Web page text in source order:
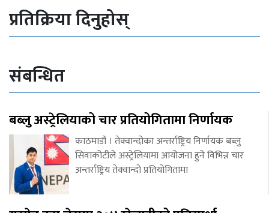
प्रतिक्रिया दिनुहोस्
संबन्धित
बब्लु अस्ट्रेलियाको चार प्रतियोगितामा निर्णायक
काठमाडौं । तेक्वान्दोका अन्तर्राष्ट्रिय निर्णायक बब्लु
सिवाकोटीले अस्ट्रेलियामा आयोजना हुने विभिन्न चार
अन्तर्राष्ट्रिय तेक्वान्दो प्रतियोगितामा